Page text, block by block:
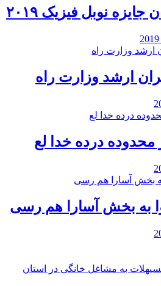
جایزه نوبل فیزیک ۲۰۱۹
ارشد وزارت راه
درده خدا لع
به بخش آسارا هم رسی